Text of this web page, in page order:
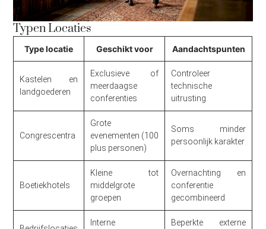
Typen Locaties
Type locatie Geschikt voor Aandachtspunten
Kastelen en
landgoederen
Exclusieve of
meerdaagse
conferenties
Controleer
technische
uitrusting
Congrescentra
Grote
evenementen (100
plus personen)
Soms minder
persoonlijk karakter
Boetiekhotels
Kleine tot
middelgrote
groepen
Overnachting en
conferentie
gecombineerd
Interne
Beperkte externe